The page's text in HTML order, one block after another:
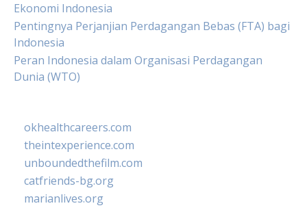
Ekonomi Indonesia
Pentingnya Perjanjian Perdagangan Bebas (FTA) bagi
Indonesia
Peran Indonesia dalam Organisasi Perdagangan
Dunia (WTO)
okhealthcareers.com
theintexperience.com
unboundedthefilm.com
catfriends-bg.org
marianlives.org